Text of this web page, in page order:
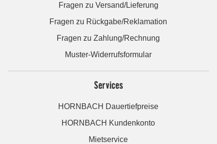
Fragen zu Versand/Lieferung
Fragen zu Rückgabe/Reklamation
Fragen zu Zahlung/Rechnung
Muster-Widerrufsformular
Services
HORNBACH Dauertiefpreise
HORNBACH Kundenkonto
Mietservice